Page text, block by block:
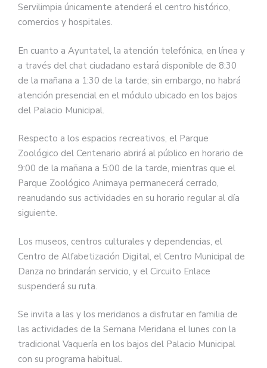
Servilimpia únicamente atenderá el centro histórico,
comercios y hospitales.
En cuanto a Ayuntatel, la atención telefónica, en línea y
a través del chat ciudadano estará disponible de 8:30
de la mañana a 1:30 de la tarde; sin embargo, no habrá
atención presencial en el módulo ubicado en los bajos
del Palacio Municipal.
Respecto a los espacios recreativos, el Parque
Zoológico del Centenario abrirá al público en horario de
9:00 de la mañana a 5:00 de la tarde, mientras que el
Parque Zoológico Animaya permanecerá cerrado,
reanudando sus actividades en su horario regular al día
siguiente.
Los museos, centros culturales y dependencias, el
Centro de Alfabetización Digital, el Centro Municipal de
Danza no brindarán servicio, y el Circuito Enlace
suspenderá su ruta.
Se invita a las y los meridanos a disfrutar en familia de
las actividades de la Semana Meridana el lunes con la
tradicional Vaquería en los bajos del Palacio Municipal
con su programa habitual.